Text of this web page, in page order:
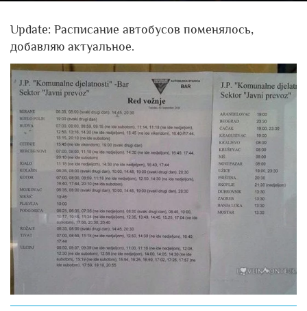
Update: Расписание автобусов поменялось,
добавляю актуальное.